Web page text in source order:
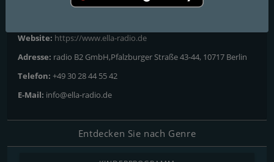
Website: https://www.ella-radio.de
Adresse: radio B2 GmbH,Pfalzburger Straße 43-44, 10717 Berlin
Telefon: +49 30 28 44 55 42
E-Mail: info@ella-radio.de
Entdecken Sie nach Genre